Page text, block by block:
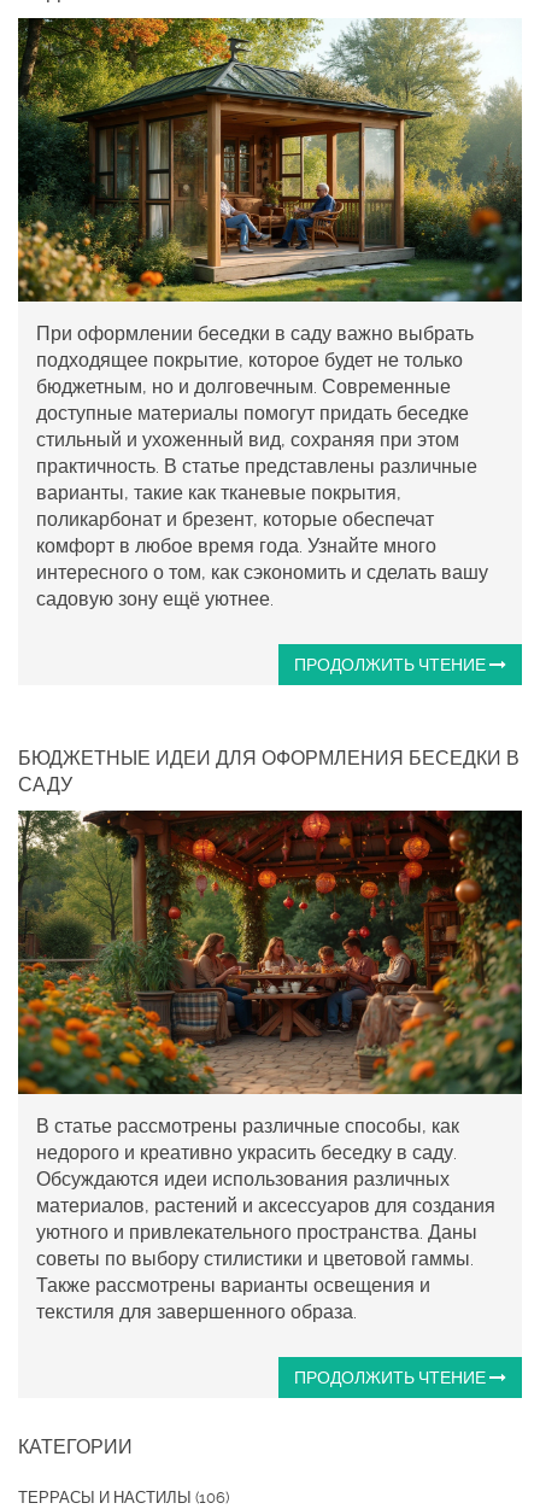
При оформлении беседки в саду важно выбрать
подходящее покрытие, которое будет не только
бюджетным, но и долговечным. Современные
доступные материалы помогут придать беседке
стильный и ухоженный вид, сохраняя при этом
практичность. В статье представлены различные
варианты, такие как тканевые покрытия,
поликарбонат и брезент, которые обеспечат
комфорт в любое время года. Узнайте много
интересного о том, как сэкономить и сделать вашу
садовую зону ещё уютнее.
ПРОДОЛЖИТЬ ЧТЕНИЕ
БЮДЖЕТНЫЕ ИДЕИ ДЛЯ ОФОРМЛЕНИЯ БЕСЕДКИ В
САДУ
В статье рассмотрены различные способы, как
недорого и креативно украсить беседку в саду.
Обсуждаются идеи использования различных
материалов, растений и аксессуаров для создания
уютного и привлекательного пространства. Даны
советы по выбору стилистики и цветовой гаммы.
Также рассмотрены варианты освещения и
текстиля для завершенного образа.
ПРОДОЛЖИТЬ ЧТЕНИЕ
КАТЕГОРИИ
ТЕРРАСЫ И НАСТИЛЫ (106)